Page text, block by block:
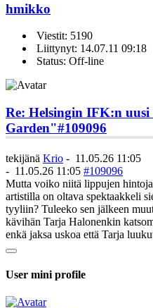
hmikko
Viestit: 5190
Liittynyt: 14.07.11 09:18
Status: Off-line
Re: Helsingin IFK:n
Garden"#109096
tekijänä Krio - 11.05.26 11:05
- 11.05.26 11:05 #109096
Mutta voiko niitä lippujen
artistilla on oltava spektaakkeli
tyyliin? Tuleeko sen jälkeen
kävihän Tarja Halonenkin
enkä jaksa uskoa että Tarja
User mini profile